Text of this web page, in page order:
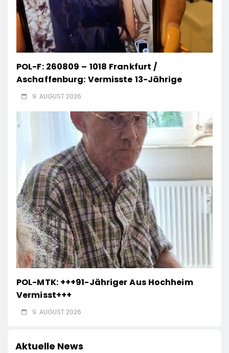
POL-F: 260809 – 1018 Frankfurt /
Aschaffenburg: Vermisste 13-Jährige
9. AUGUST 2026
POL-MTK: +++91-Jähriger Aus Hochheim
Vermisst+++
9. AUGUST 2026
Aktuelle News